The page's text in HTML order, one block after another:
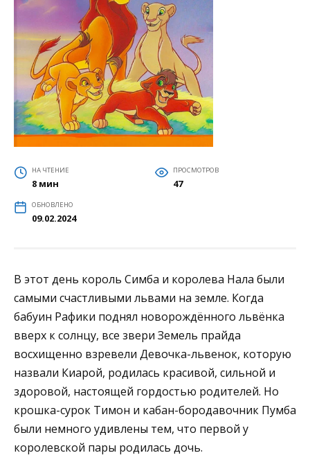
НА ЧТЕНИЕ
8 мин
ПРОСМОТРОВ
47
ОБНОВЛЕНО
09.02.2024
В этот день король Симба и королева Нала были
самыми счастливыми львами на земле. Когда
бабуин Рафики поднял новорождённого львёнка
вверх к солнцу, все звери Земель прайда
восхищенно взревели Девочка-львенок, которую
назвали Киарой, родилась красивой, сильной и
здоровой, настоящей гордостью родителей. Но
крошка-сурок Тимон и кабан-бородавочник Пумба
были немного удивлены тем, что первой у
королевской пары родилась дочь.